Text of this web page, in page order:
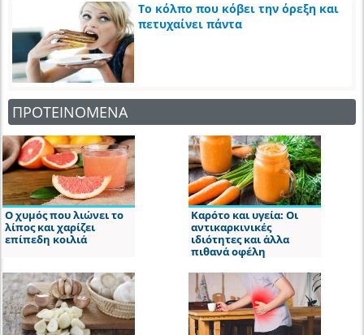
Το κόλπο που κόβει την όρεξη και
πετυχαίνει πάντα
ΠΡΟΤΕΙΝΟΜΕΝΑ
Ο χυμός που λιώνει το
λίπος και χαρίζει
επίπεδη κοιλιά
Καρότο και υγεία: Οι
αντικαρκινικές
ιδιότητες και άλλα
πιθανά οφέλη